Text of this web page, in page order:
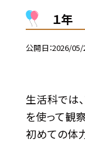
１年
公開日 2026/05/
生活科では
を使って観
初めての体